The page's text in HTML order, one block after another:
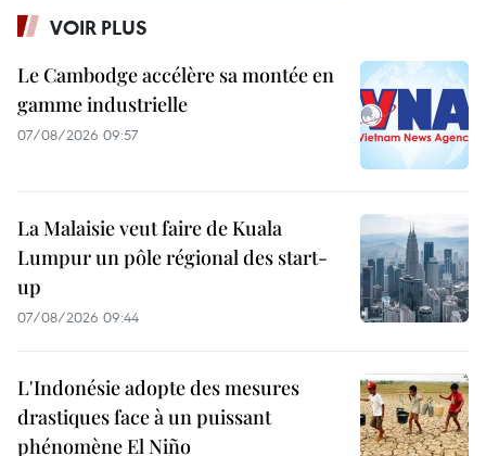
VOIR PLUS
Le Cambodge accélère sa montée en
gamme industrielle
07/08/2026 09:57
La Malaisie veut faire de Kuala
Lumpur un pôle régional des start-
up
07/08/2026 09:44
L'Indonésie adopte des mesures
drastiques face à un puissant
phénomène El Niño